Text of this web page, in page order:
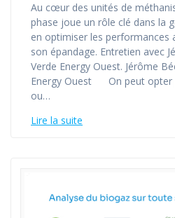
Au cœur des unités de
phase joue un rôle clé dans la
en optimiser les performances
son épandage. Entretien avec
Verde Energy Ouest. Jérôme
Energy Ouest On peut opter
ou…
Lire la suite